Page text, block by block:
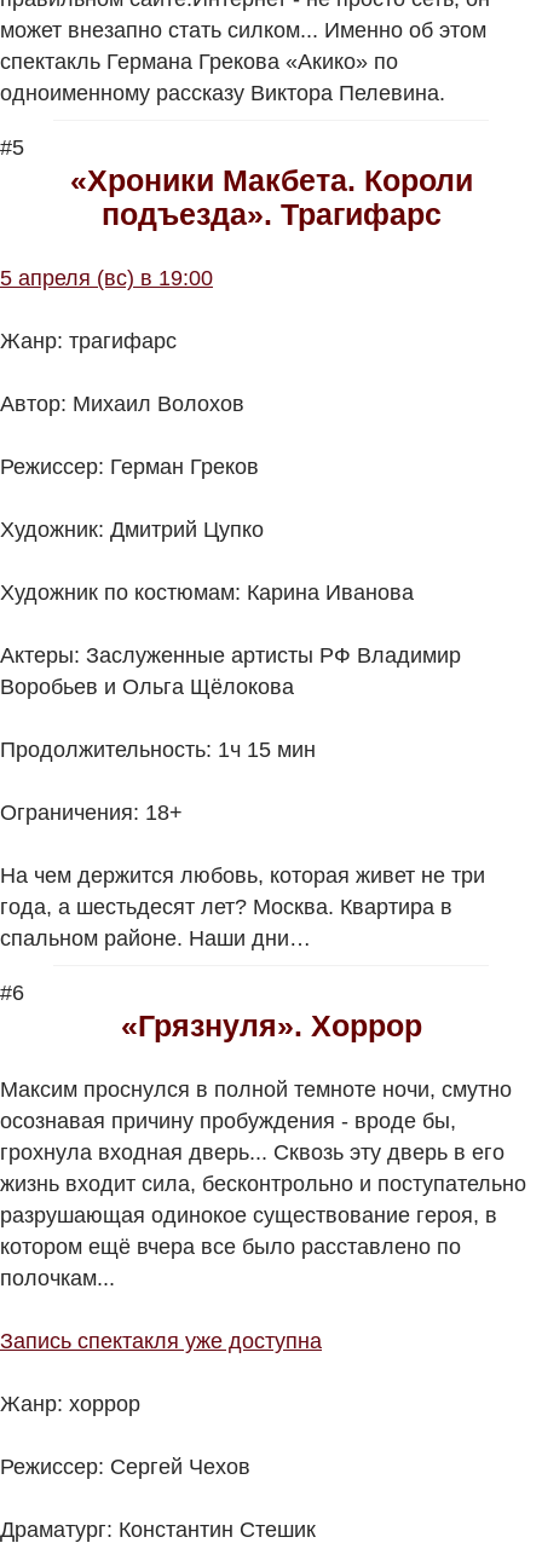
может внезапно стать силком... Именно об этом
спектакль Германа Грекова «Акико» по
одноименному рассказу Виктора Пелевина.
#5
«Хроники Макбета. Короли
подъезда». Трагифарс
5 апреля (вс) в 19:00
Жанр: трагифарс
Автор: Михаил Волохов
Режиссер: Герман Греков
Художник: Дмитрий Цупко
Художник по костюмам: Карина Иванова
Актеры: Заслуженные артисты РФ Владимир
Воробьев и Ольга Щёлокова
Продолжительность: 1ч 15 мин
Ограничения: 18+
На чем держится любовь, которая живет не три
года, а шестьдесят лет? Москва. Квартира в
спальном районе. Наши дни…
#6
«Грязнуля». Хоррор
Максим проснулся в полной темноте ночи, смутно
осознавая причину пробуждения - вроде бы,
грохнула входная дверь... Сквозь эту дверь в его
жизнь входит сила, бесконтрольно и поступательно
разрушающая одинокое существование героя, в
котором ещё вчера все было расставлено по
полочкам...
Запись спектакля уже доступна
Жанр: хоррор
Режиссер: Сергей Чехов
Драматург: Константин Стешик